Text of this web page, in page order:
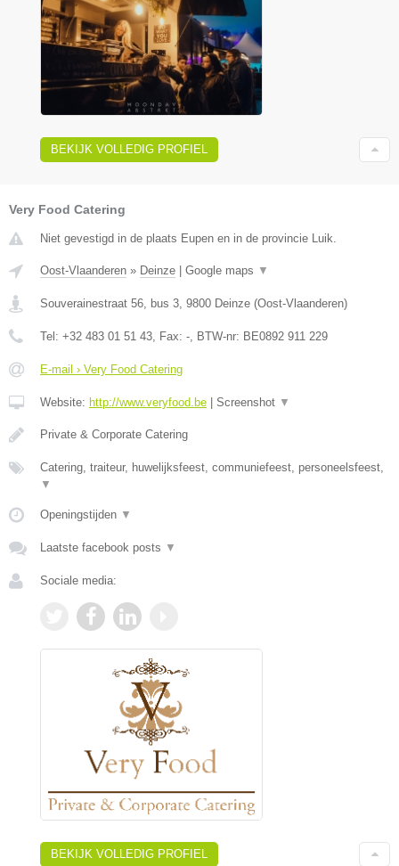
BEKIJK VOLLEDIG PROFIEL
Very Food Catering
Niet gevestigd in de plaats Eupen en in de provincie Luik.
Oost-Vlaanderen » Deinze Google maps ▼
Souverainestraat 56, bus 3, 9800 Deinze (Oost-Vlaanderen)
Tel: +32 483 01 51 43, Fax: -, BTW-nr: BE0892 911 229
E-mail › Very Food Catering
Website: http://www.veryfood.be Screenshot ▼
Private & Corporate Catering
Catering, traiteur, huwelijksfeest, communiefeest, personeelsfeest,
▼
Openingstijden ▼
Laatste facebook posts ▼
Sociale media:
BEKIJK VOLLEDIG PROFIEL